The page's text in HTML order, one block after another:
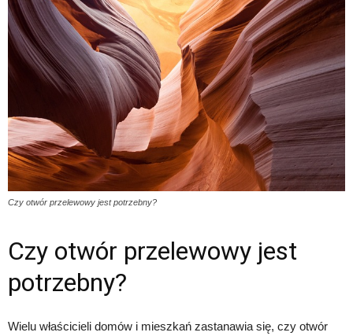
Czy otwór przelewowy jest potrzebny?
Czy otwór przelewowy jest
potrzebny?
Wielu właścicieli domów i mieszkań zastanawia się, czy otwór